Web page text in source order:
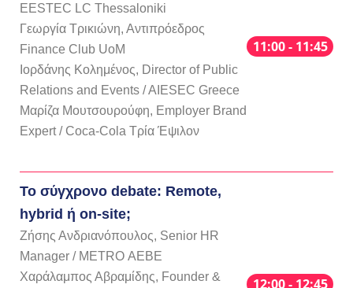
EESTEC LC Thessaloniki
Γεωργία Τρικιώνη, Αντιπρόεδρος
Finance Club UoM
Ιορδάνης Κολημένος, Director of Public
Relations and Events / AIESEC Greece
Μαρίζα Μουτσουρούφη, Employer Brand
Expert / Coca-Cola Τρία Έψιλον
11:00 - 11:45
Το σύγχρονο debate: Remote,
hybrid ή on-site;
Ζήσης Ανδριανόπουλος, Senior HR
Manager / METRO ΑΕΒΕ
Χαράλαμπος Αβραμίδης, Founder &
12:00 - 12:45